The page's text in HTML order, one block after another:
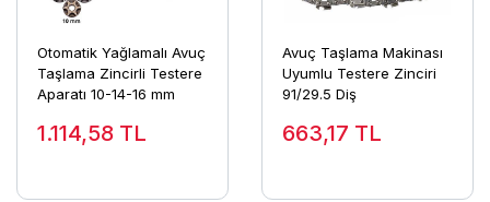
Otomatik Yağlamalı Avuç
Taşlama Zincirli Testere
Aparatı 10-14-16 mm
1.114,58 TL
Avuç Taşlama Makinası
Uyumlu Testere Zinciri
91/29.5 Diş
663,17 TL